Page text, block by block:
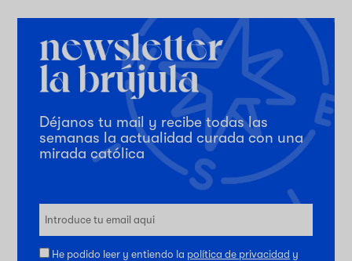
Déjanos tu mail y recibe todas las
semanas la actualidad curada con una
mirada católica
He podido leer y entiendo la política de privacidad y